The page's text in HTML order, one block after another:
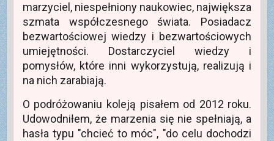
marzyciel, niespełniony naukowiec, największa
szmata współczesnego świata. Posiadacz
bezwartościowej wiedzy i bezwartościowych
umiejętności. Dostarczyciel wiedzy i
pomysłów, które inni wykorzystują, realizują i
na nich zarabiają.
O podróżowaniu koleją pisałem od 2012 roku.
Udowodniłem, że marzenia się nie spełniają, a
hasła typu "chcieć to móc", "do celu dochodzi